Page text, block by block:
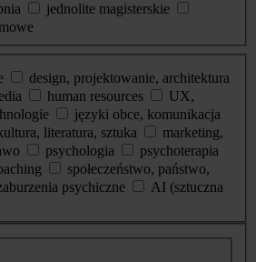
jednolite magisterskie
design, projektowanie, architektura
human resources
UX,
języki obce, komunikacja
literatura, sztuka
marketing,
psychologia
psychoterapia
społeczeństwo, państwo,
psychiczne
AI (sztuczna